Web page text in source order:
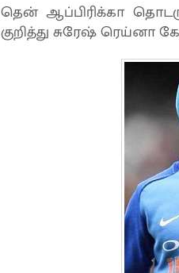
தென் ஆப்பிரிக்கா
குறித்து சுரேஷ் ரெய்னா